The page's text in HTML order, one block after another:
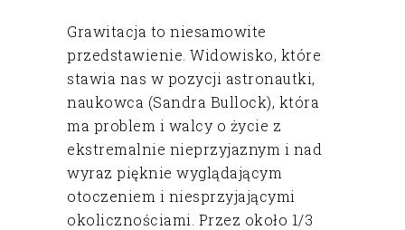
Grawitacja to niesamowite
przedstawienie. Widowisko, które
stawia nas w pozycji astronautki,
naukowca (Sandra Bullock), która
ma problem i walcy o życie z
ekstremalnie nieprzyjaznym i nad
wyraz pięknie wyglądającym
otoczeniem i niesprzyjającymi
okolicznościami. Przez około 1/3